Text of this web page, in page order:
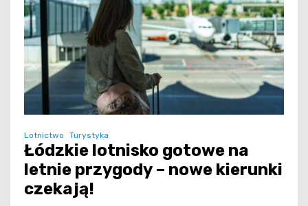
Lotnictwo Turystyka
Łódzkie lotnisko gotowe na
letnie przygody – nowe kierunki
czekają!